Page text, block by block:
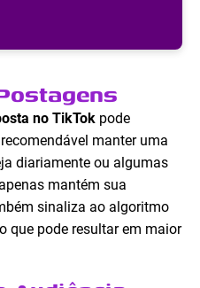
no TikTok pode
manter uma
diariamente ou algumas
mantém sua
sinaliza ao algoritmo
que pode resultar em maior